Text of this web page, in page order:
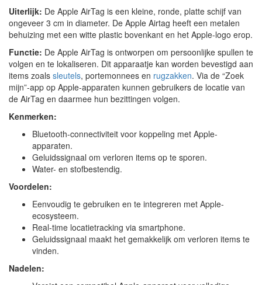
Uiterlijk: De Apple AirTag is een kleine, ronde, platte schijf van
ongeveer 3 cm in diameter. De Apple Airtag heeft een metalen
behuizing met een witte plastic bovenkant en het Apple-logo erop.
Functie: De Apple AirTag is ontworpen om persoonlijke spullen te
volgen en te lokaliseren. Dit apparaatje kan worden bevestigd aan
items zoals sleutels, portemonnees en rugzakken. Via de “Zoek
mijn”-app op Apple-apparaten kunnen gebruikers de locatie van
de AirTag en daarmee hun bezittingen volgen.
Kenmerken:
Bluetooth-connectiviteit voor koppeling met Apple-
apparaten.
Geluidssignaal om verloren items op te sporen.
Water- en stofbestendig.
Voordelen:
Eenvoudig te gebruiken en te integreren met Apple-
ecosysteem.
Real-time locatietracking via smartphone.
Geluidssignaal maakt het gemakkelijk om verloren items te
vinden.
Nadelen: